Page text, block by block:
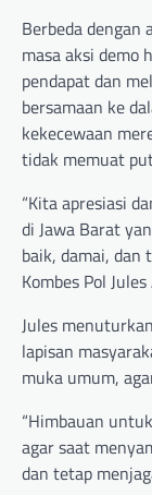
Berbeda dengan
masa aksi demo
pendapat dan
bersamaan ke
kekecewaan
tidak memuat
“Kita apresiasi
di Jawa Barat
baik, damai, dan
Kombes Pol
Jules
lapisan
muka umum,
“Himbauan
agar saat
dan tetap